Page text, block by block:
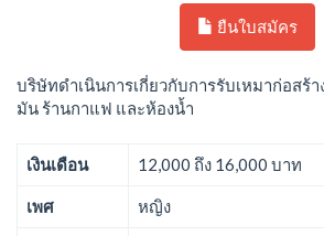
ยืนใบสมัคร
บริษัทดำเนินการเกี่ยวกับการรับเหมาก่อสร้
มัน ร้านกาแฟ และห้องน้ำ
เงินเดือน 12,000 ถึง 16,000 บาท
เพศ หญิง